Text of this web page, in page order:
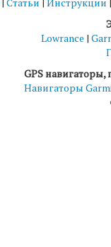
| Статьи | Инструкции
Lowrance |
GPS
Навигаторы